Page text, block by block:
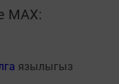
MАХ:
язылыгыз